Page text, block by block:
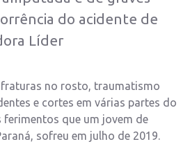
do acidente de
Líder
no rosto, traumatismo
e cortes em várias partes do
ferimentos que um jovem de
sofreu em julho de 2019.